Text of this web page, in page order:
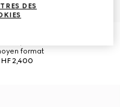
format
2,400
DES